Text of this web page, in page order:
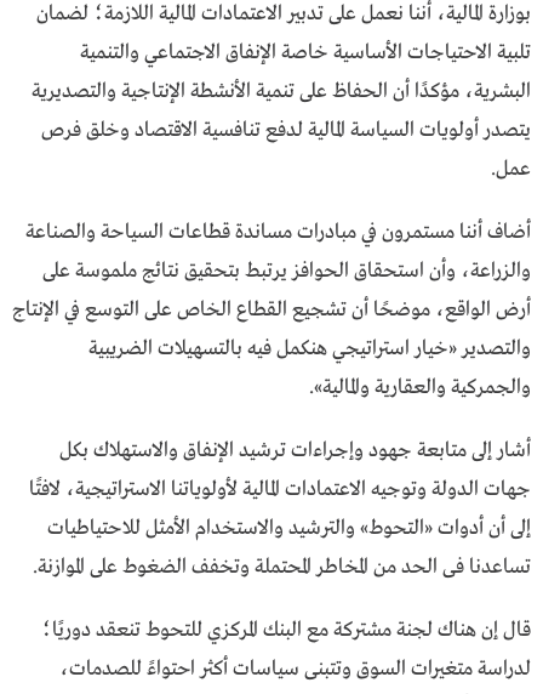
بوزارة المالية، أننا نعمل على تدبير الاعتمادات المالية اللازمة؛ لضمان
تلبية الاحتياجات الأساسية خاصة الإنفاق الاجتماعي والتنمية
البشرية، مؤكدًا أن الحفاظ على تنمية الأنشطة الإنتاجية والتصديرية
يتصدر أولويات السياسة المالية لدفع تنافسية الاقتصاد وخلق فرص
عمل.
أضاف أننا مستمرون في مبادرات مساندة قطاعات السياحة والصناعة
والزراعة، وأن استحقاق الحوافز يرتبط بتحقيق نتائج ملموسة على
أرض الواقع، موضحًا أن تشجيع القطاع الخاص على التوسع في الإنتاج
والتصدير «خيار استراتيجي هنكمل فيه بالتسهيلات الضريبية
والجمركية والعقارية والمالية».
أشار إلى متابعة جهود وإجراءات ترشيد الإنفاق والاستهلاك بكل
جهات الدولة وتوجيه الاعتمادات المالية لأولوياتنا الاستراتيجية، لافتًا
إلى أن أدوات «التحوط» والترشيد والاستخدام الأمثل للاحتياطيات
تساعدنا فى الحد من المخاطر المحتملة وتخفف الضغوط على الموازنة.
قال إن هناك لجنة مشتركة مع البنك المركزي للتحوط تنعقد دوريًا؛
لدراسة متغيرات السوق وتتبنى سياسات أكثر احتواءً للصدمات،